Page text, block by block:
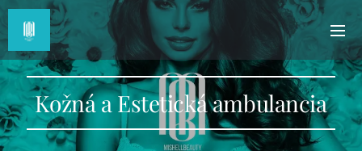
Kožná a Estetická ambulancia